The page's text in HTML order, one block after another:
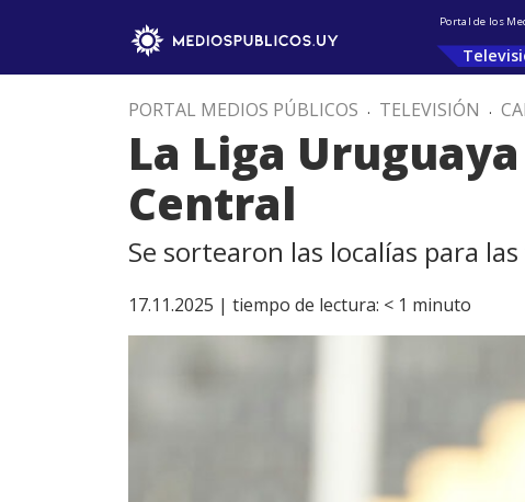
Portal de los
PORTAL MEDIOS PÚBLICOS . TELEVISIÓN .
La Liga
Central
Se sortearon las localías para
17.11.2025 | tiempo de lectura: < 1 minuto